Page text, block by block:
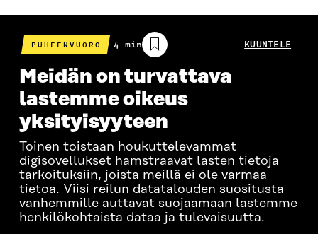
PUHEENVUORO
Arvioitu
lukuaika
4 min KUUNTELE
Meidän on turvattava
lastemme oikeus
yksityisyyteen
Toinen toistaan houkuttelevammat
digisovellukset hamstraavat lasten tietoja
tarkoituksiin, joista meillä ei ole varmaa
tietoa. Viisi reilun datatalouden suositusta
vanhemmille auttavat suojaamaan lastemme
henkilökohtaista dataa ja tulevaisuutta.